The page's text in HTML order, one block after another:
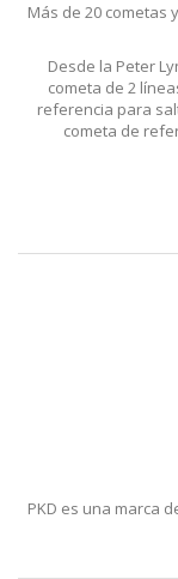
Más de 20 cometas
Desde la Peter
cometa de 2
referencia para
cometa de
PKD es una marca